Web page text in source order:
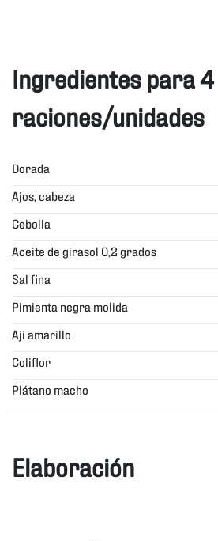
Ingredientes para 4
raciones/unidades
Dorada
Ajos, cabeza
Cebolla
Aceite de girasol 0,2 grados
Sal fina
Pimienta negra molida
Aji amarillo
Coliflor
Plátano macho
Elaboración